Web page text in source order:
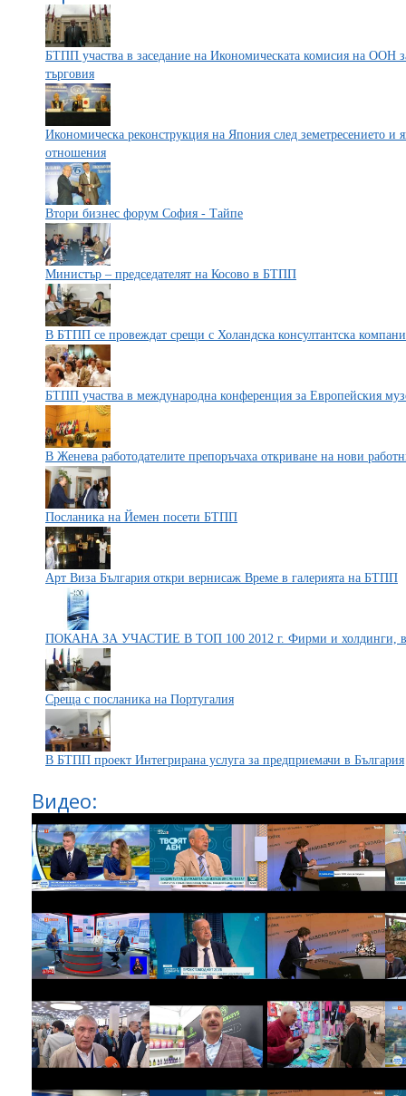
БТПП участва в заседание на Икономическата комисия на ООН
търговия
Икономическа реконструкция на Япония след земетресението и
отношения
Втори бизнес форум София - Тайпе
Министър – председателят на Косово в БТПП
В БТПП се провеждат срещи с Холандска консултантска
БТПП участва в международна конференция за Европейския
В Женева работодателите препоръчаха откриване на нови
Посланика на Йемен посети БТПП
Арт Виза България откри вернисаж Време в галерията на БТПП
ПОКАНА ЗА УЧАСТИЕ В ТОП 100 2012 г. Фирми и холдинги,
Среща с посланика на Португалия
В БТПП проект Интегрирана услуга за предприемачи в България
Видео: